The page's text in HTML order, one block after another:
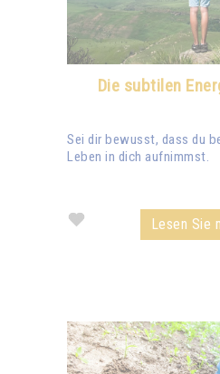
Die subtilen
Sei dir bewusst, dass du
Leben in dich aufnimmst.
Lesen Sie